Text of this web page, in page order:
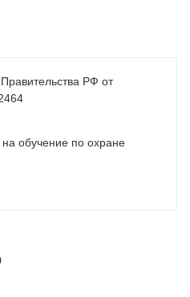
РФ от
обучение по охране